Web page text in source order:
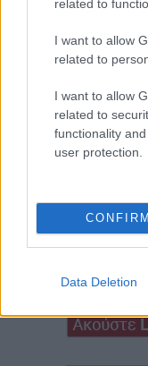
related to
I want to allow
related to
I want to allow
related to
functionality
user protection.
CONFIRM
Data Deletion
6 Αυγούστου